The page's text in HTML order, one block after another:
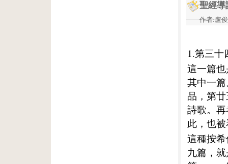
聖經導
作者:盧
1.第三十
這一篇
其中一
品，第
詩歌。
此，也
這種按
九篇，